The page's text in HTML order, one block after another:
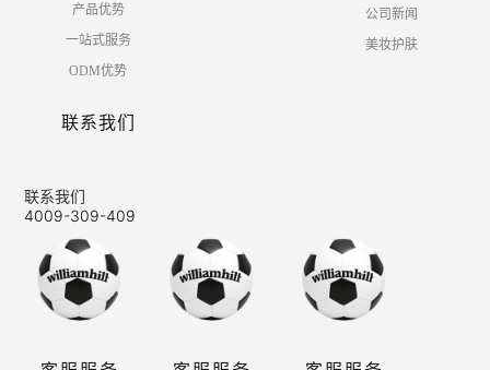
产品优势
一站式服务
ODM优势
公司新闻
美妆护肤
联系我们
联系我们
4009-309-409